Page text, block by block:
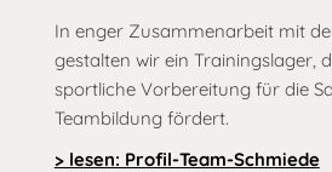
In enger Zusammenarbeit mit
gestalten wir ein Trainingslager,
sportliche Vorbereitung für die
Teambildung fördert.
> lesen: Profil-Team-Schmiede